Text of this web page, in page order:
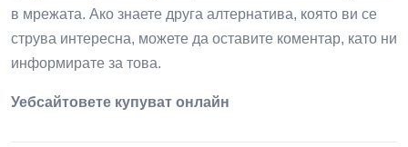
в мрежата. Ако знаете друга алтернатива, която ви се
струва интересна, можете да оставите коментар, като ни
информирате за това.
Уебсайтовете купуват онлайн